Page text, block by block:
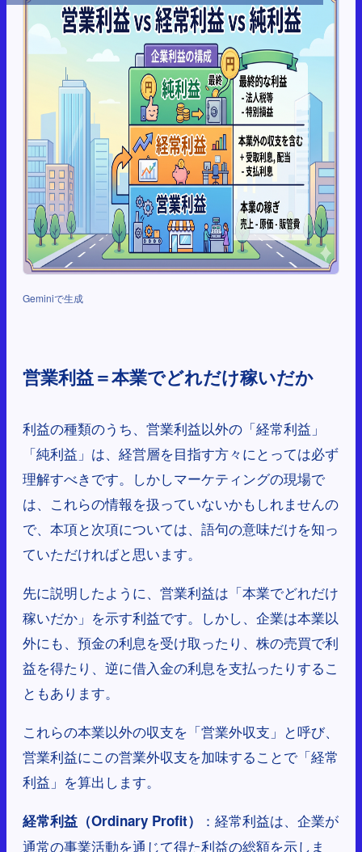
Geminiで生成
営業利益＝本業でどれだけ稼いだか
利益の種類のうち、営業利益以外の「経常利益」
「純利益」は、経営層を目指す方々にとっては必ず
理解すべきです。しかしマーケティングの現場で
は、これらの情報を扱っていないかもしれませんの
で、本項と次項については、語句の意味だけを知っ
ていただければと思います。
先に説明したように、営業利益は「本業でどれだけ
稼いだか」を示す利益です。しかし、企業は本業以
外にも、預金の利息を受け取ったり、株の売買で利
益を得たり、逆に借入金の利息を支払ったりするこ
ともあります。
これらの本業以外の収支を「営業外収支」と呼び、
営業利益にこの営業外収支を加味することで「経常
利益」を算出します。
経常利益（Ordinary Profit）
：経常利益は、企業が
通常の事業活動を通じて得た利益の総額を示しま